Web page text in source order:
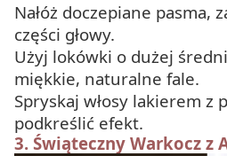
Nałóż doczepiane pasma,
części głowy.
Użyj lokówki o dużej
miękkie, naturalne fale.
Spryskaj włosy lakierem z
podkreślić efekt.
3. Świąteczny Warkocz z